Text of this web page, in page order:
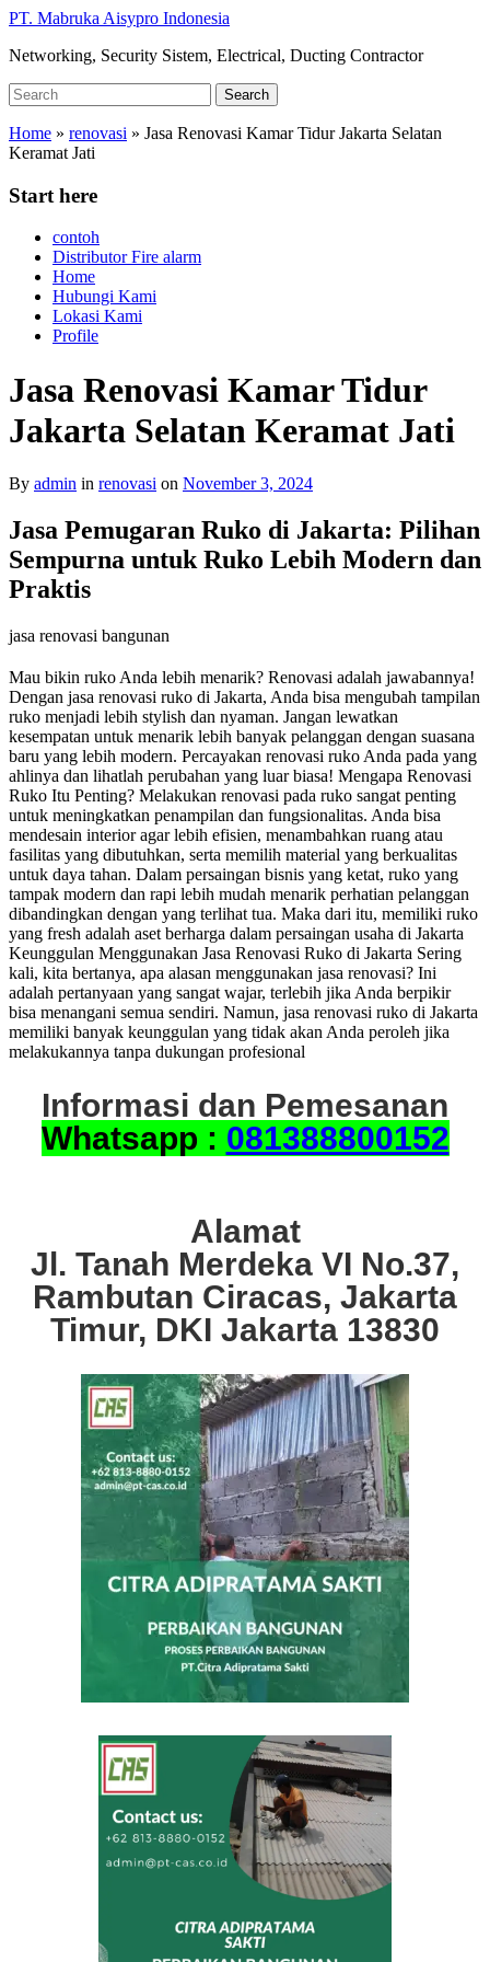
Skip
main
PT. Mabruka Aisypro Indonesia
Networking, Security Sistem, Electrical, Ducting Contractor
Search
for:
Search
Home » renovasi » Jasa Renovasi Kamar Tidur Jakarta Selatan
Keramat Jati
Start here
contoh
Distributor Fire alarm
Home
Hubungi Kami
Lokasi Kami
Profile
Jasa Renovasi Kamar Tidur
Jakarta Selatan Keramat Jati
By admin in renovasi on November 3, 2024
Jasa Pemugaran Ruko di Jakarta: Pilihan
Sempurna untuk Ruko Lebih Modern dan
Praktis
jasa renovasi bangunan
Mau bikin ruko Anda lebih menarik? Renovasi adalah jawabannya!
Dengan jasa renovasi ruko di Jakarta, Anda bisa mengubah tampilan
ruko menjadi lebih stylish dan nyaman. Jangan lewatkan
kesempatan untuk menarik lebih banyak pelanggan dengan suasana
baru yang lebih modern. Percayakan renovasi ruko Anda pada yang
ahlinya dan lihatlah perubahan yang luar biasa! Mengapa Renovasi
Ruko Itu Penting? Melakukan renovasi pada ruko sangat penting
untuk meningkatkan penampilan dan fungsionalitas. Anda bisa
mendesain interior agar lebih efisien, menambahkan ruang atau
fasilitas yang dibutuhkan, serta memilih material yang berkualitas
untuk daya tahan. Dalam persaingan bisnis yang ketat, ruko yang
tampak modern dan rapi lebih mudah menarik perhatian pelanggan
dibandingkan dengan yang terlihat tua. Maka dari itu, memiliki ruko
yang fresh adalah aset berharga dalam persaingan usaha di Jakarta
Keunggulan Menggunakan Jasa Renovasi Ruko di Jakarta Sering
kali, kita bertanya, apa alasan menggunakan jasa renovasi? Ini
adalah pertanyaan yang sangat wajar, terlebih jika Anda berpikir
bisa menangani semua sendiri. Namun, jasa renovasi ruko di Jakarta
memiliki banyak keunggulan yang tidak akan Anda peroleh jika
melakukannya tanpa dukungan profesional
Informasi dan Pemesanan
Whatsapp : 081388800152
Alamat
Jl. Tanah Merdeka VI No.37,
Rambutan Ciracas, Jakarta
Timur, DKI Jakarta 13830